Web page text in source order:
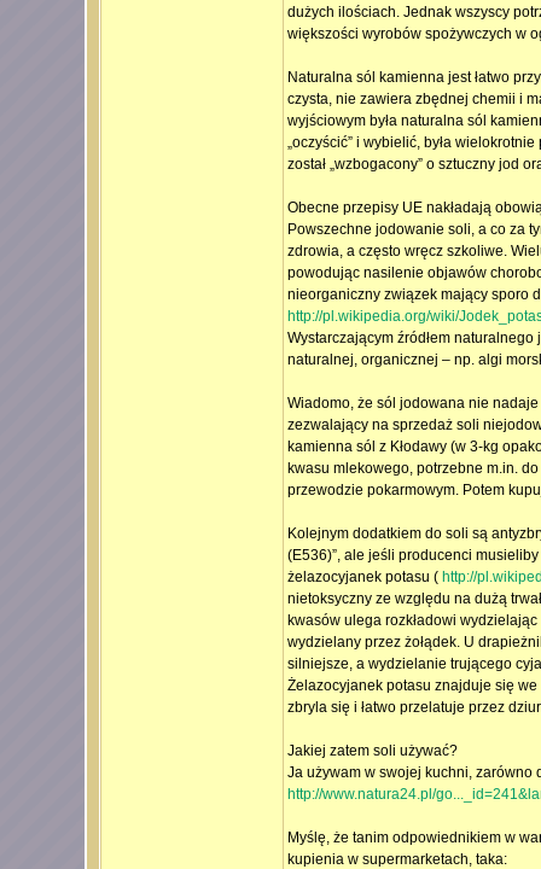
dużych ilościach. Jednak wszyscy
większości wyrobów spożywczych w
Naturalna sól kamienna jest łatwo
czysta, nie zawiera zbędnej chemii i
wyjściowym była naturalna sól
„oczyścić” i wybielić, była
został „wzbogacony” o sztuczny jod
Obecne przepisy UE nakładają
Powszechne jodowanie soli, a co za
zdrowia, a często wręcz szkoliwe.
powodując nasilenie objawów
nieorganiczny związek mający sporo
http://pl.wikipedia.org/wiki/
Wystarczającym źródłem
naturalnej, organicznej – np. algi
Wiadomo, że sól jodowana nie
zezwalający na sprzedaż soli
kamienna sól z Kłodawy (w 3-kg
kwasu mlekowego, potrzebne m.in.
przewodzie pokarmowym. Potem
Kolejnym dodatkiem do soli są
(E536)”, ale jeśli producenci
żelazocyjanek potasu ( http://
nietoksyczny ze względu na dużą
kwasów ulega rozkładowi
wydzielany przez żołądek. U
silniejsze, a wydzielanie trującego
Żelazocyjanek potasu znajduje się we
zbryla się i łatwo przelatuje przez
Jakiej zatem soli używać?
Ja używam w swojej kuchni, zarówno
http://www.natura24.pl/
Myślę, że tanim odpowiednikiem w
kupienia w supermarketach, taka: